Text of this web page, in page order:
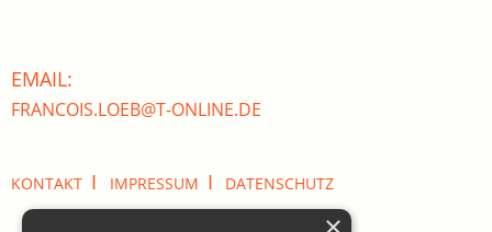
EMAIL:
FRANCOIS.LOEB@T-ONLINE.DE
KONTAKT I IMPRESSUM I DATENSCHUTZ